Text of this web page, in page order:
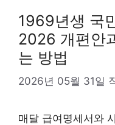
1969년생 국
2026 개편안
는 방법
2026년 05월 31일
매달 급여명세서와